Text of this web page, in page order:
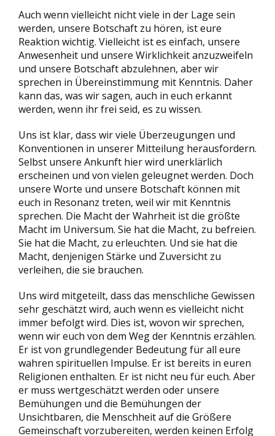
Auch wenn vielleicht nicht viele in der Lage sein
werden, unsere Botschaft zu hören, ist eure
Reaktion wichtig. Vielleicht ist es einfach, unsere
Anwesenheit und unsere Wirklichkeit anzuzweifeln
und unsere Botschaft abzulehnen, aber wir
sprechen in Übereinstimmung mit Kenntnis. Daher
kann das, was wir sagen, auch in euch erkannt
werden, wenn ihr frei seid, es zu wissen.
Uns ist klar, dass wir viele Überzeugungen und
Konventionen in unserer Mitteilung herausfordern.
Selbst unsere Ankunft hier wird unerklärlich
erscheinen und von vielen geleugnet werden. Doch
unsere Worte und unsere Botschaft können mit
euch in Resonanz treten, weil wir mit Kenntnis
sprechen. Die Macht der Wahrheit ist die größte
Macht im Universum. Sie hat die Macht, zu befreien.
Sie hat die Macht, zu erleuchten. Und sie hat die
Macht, denjenigen Stärke und Zuversicht zu
verleihen, die sie brauchen.
Uns wird mitgeteilt, dass das menschliche Gewissen
sehr geschätzt wird, auch wenn es vielleicht nicht
immer befolgt wird. Dies ist, wovon wir sprechen,
wenn wir euch von dem Weg der Kenntnis erzählen.
Er ist von grundlegender Bedeutung für all eure
wahren spirituellen Impulse. Er ist bereits in euren
Religionen enthalten. Er ist nicht neu für euch. Aber
er muss wertgeschätzt werden oder unsere
Bemühungen und die Bemühungen der
Unsichtbaren, die Menschheit auf die Größere
Gemeinschaft vorzubereiten, werden keinen Erfolg